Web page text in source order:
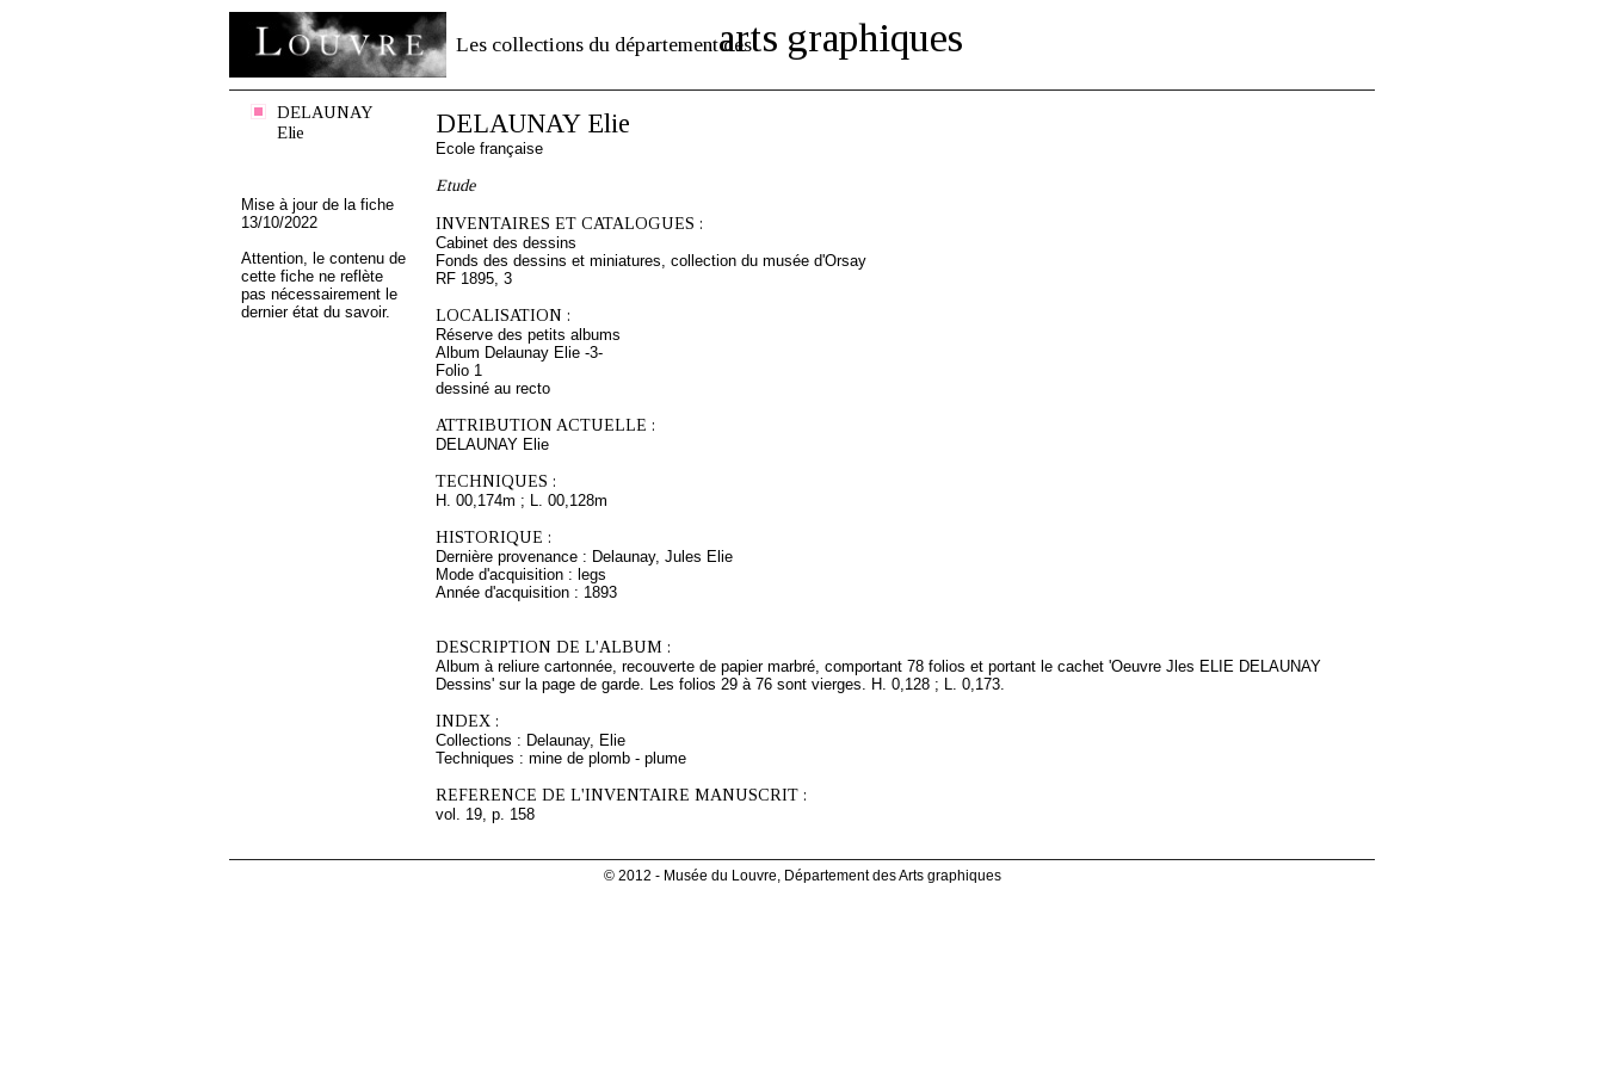
Les collections du département desarts graphiques
DELAUNAY
Elie
Mise à jour de la fiche
13/10/2022
Attention, le contenu de
cette fiche ne reflète
pas nécessairement le
dernier état du savoir.
DELAUNAY Elie
Ecole française
Etude
INVENTAIRES ET CATALOGUES :
Cabinet des dessins
Fonds des dessins et miniatures, collection du musée d'Orsay
RF 1895, 3
LOCALISATION :
Réserve des petits albums
Album Delaunay Elie -3-
Folio 1
dessiné au recto
ATTRIBUTION ACTUELLE :
DELAUNAY Elie
TECHNIQUES :
H. 00,174m ; L. 00,128m
HISTORIQUE :
Dernière provenance : Delaunay, Jules Elie
Mode d'acquisition : legs
Année d'acquisition : 1893
DESCRIPTION DE L'ALBUM :
Album à reliure cartonnée, recouverte de papier marbré, comportant 78 folios et portant le cachet 'Oeuvre Jles ELIE DELAUNAY
Dessins' sur la page de garde. Les folios 29 à 76 sont vierges. H. 0,128 ; L. 0,173.
INDEX :
Collections : Delaunay, Elie
Techniques : mine de plomb - plume
REFERENCE DE L'INVENTAIRE MANUSCRIT :
vol. 19, p. 158
© 2012 - Musée du Louvre, Département des Arts graphiques